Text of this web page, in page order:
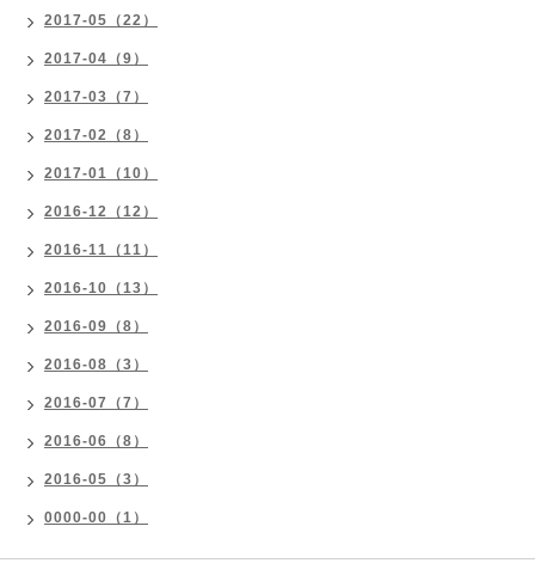
2017-05（22）
2017-04（9）
2017-03（7）
2017-02（8）
2017-01（10）
2016-12（12）
2016-11（11）
2016-10（13）
2016-09（8）
2016-08（3）
2016-07（7）
2016-06（8）
2016-05（3）
0000-00（1）